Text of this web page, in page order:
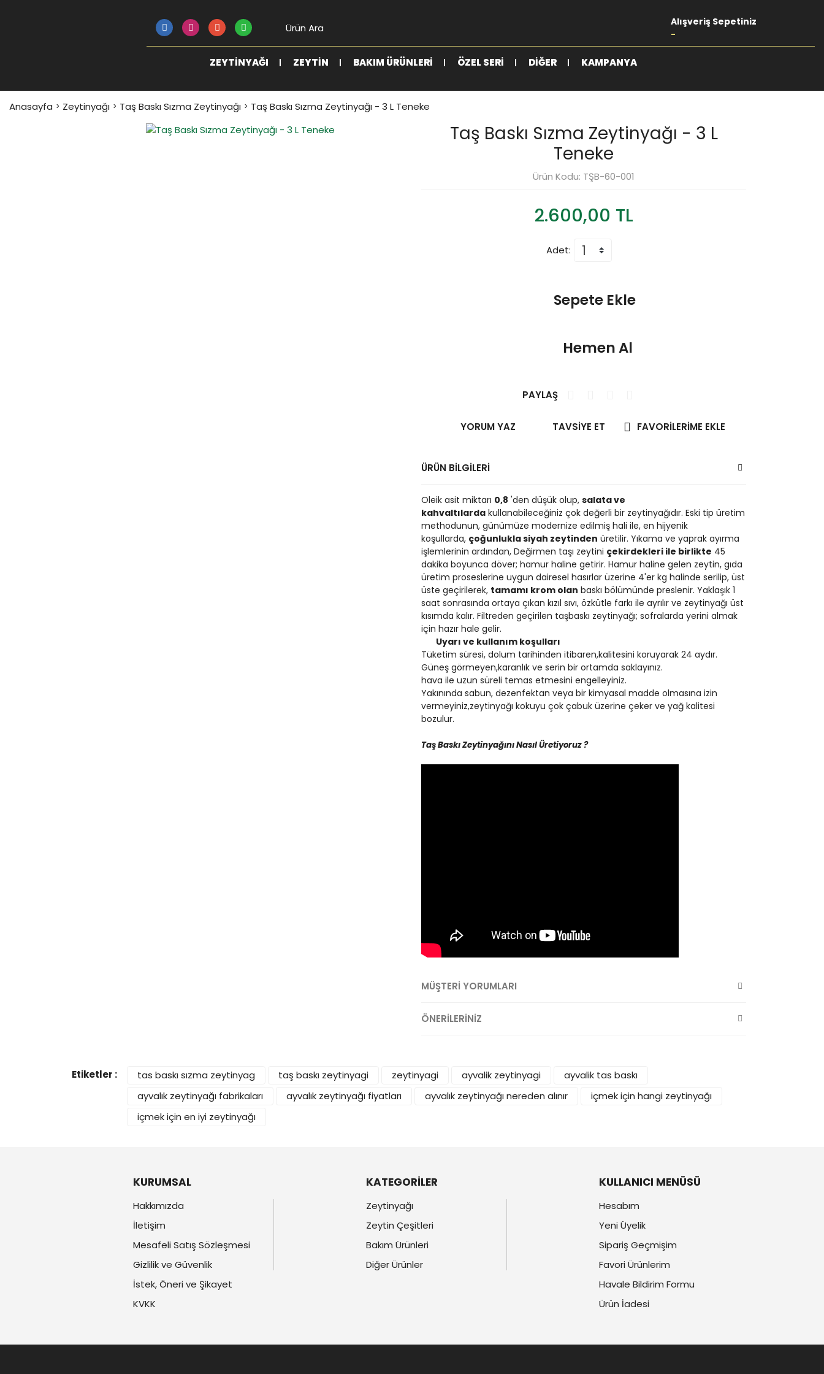
Alışveriş Sepetiniz
-
ZEYTINYAĞI ZEYTIN BAKIM ÜRÜNLERI ÖZEL SERI DIĞER KAMPANYA
Anasayfa Zeytinyağı Taş Baskı Sızma Zeytinyağı Taş Baskı Sızma Zeytinyağı - 3 L Teneke
Taş Baskı Sızma Zeytinyağı - 3 L
Teneke
Ürün Kodu: TŞB-60-001
2.600,00 TL
Adet:
Sepete Ekle
Hemen Al
PAYLAŞ
YORUM YAZ TAVSİYE ET
ÜRÜN BİLGİLERİ
Oleik asit miktarı 0,8 'den düşük olup, salata ve
kahvaltılarda kullanabileceğiniz çok değerli bir zeytinyağıdır. Eski tip üretim
methodunun, günümüze modernize edilmiş hali ile, en hijyenik
koşullarda, çoğunlukla siyah zeytinden üretilir. Yıkama ve yaprak ayırma
işlemlerinin ardından, Değirmen taşı zeytini çekirdekleri ile birlikte 45
dakika boyunca döver; hamur haline getirir. Hamur haline gelen zeytin, gıda
üretim proseslerine uygun dairesel hasırlar üzerine 4'er kg halinde serilip, üst
üste geçirilerek, tamamı krom olan baskı bölümünde preslenir. Yaklaşık 1
saat sonrasında ortaya çıkan kızıl sıvı, özkütle farkı ile ayrılır ve zeytinyağı üst
kısımda kalır. Filtreden geçirilen taşbaskı zeytinyağı; sofralarda yerini almak
için hazır hale gelir.
Uyarı ve kullanım koşulları
Tüketim süresi, dolum tarihinden itibaren,kalitesini koruyarak 24 aydır.
Güneş görmeyen,karanlık ve serin bir ortamda saklayınız.
hava ile uzun süreli temas etmesini engelleyiniz.
Yakınında sabun, dezenfektan veya bir kimyasal madde olmasına izin
vermeyiniz,zeytinyağı kokuyu çok çabuk üzerine çeker ve yağ kalitesi
bozulur.
Taş Baskı Zeytinyağını Nasıl Üretiyoruz ?
MÜŞTERİ YORUMLARI
ÖNERİLERİNİZ
Etiketler : tas baskı sızma zeytinyag taş baskı zeytinyagi zeytinyagi ayvalik zeytinyagi
ayvalik tas baskı
ayvalık zeytinyağı fabrikaları
ayvalık zeytinyağı fiyatları ayvalık zeytinyağı nereden alınır
içmek için hangi zeytinyağı
içmek için en iyi zeytinyağı
KURUMSAL
Hakkımızda
İletişim
Mesafeli Satış Sözleşmesi
Gizlilik ve Güvenlik
İstek, Öneri ve Şikayet
KVKK
KATEGORİLER
Zeytinyağı
Zeytin Çeşitleri
Bakım Ürünleri
Diğer Ürünler
KULLANICI MENÜSÜ
Hesabım
Yeni Üyelik
Sipariş Geçmişim
Favori Ürünlerim
Havale Bildirim Formu
Ürün İadesi